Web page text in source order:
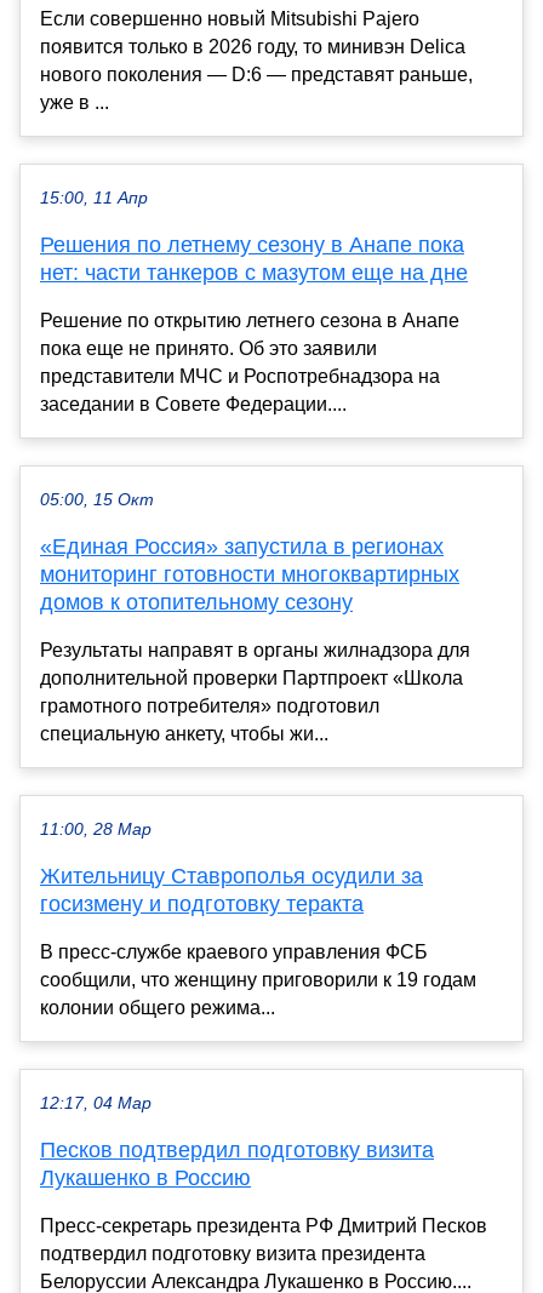
Если совершенно новый Mitsubishi Pajero
появится только в 2026 году, то минивэн Delica
нового поколения — D:6 — представят раньше,
уже в ...
15:00, 11 Апр
Решения по летнему сезону в Анапе пока
нет: части танкеров с мазутом еще на дне
Решение по открытию летнего сезона в Анапе
пока еще не принято. Об это заявили
представители МЧС и Роспотребнадзора на
заседании в Совете Федерации....
05:00, 15 Окт
«Единая Россия» запустила в регионах
мониторинг готовности многоквартирных
домов к отопительному сезону
Результаты направят в органы жилнадзора для
дополнительной проверки Партпроект «Школа
грамотного потребителя» подготовил
специальную анкету, чтобы жи...
11:00, 28 Мар
Жительницу Ставрополья осудили за
госизмену и подготовку теракта
В пресс-службе краевого управления ФСБ
сообщили, что женщину приговорили к 19 годам
колонии общего режима...
12:17, 04 Мар
Песков подтвердил подготовку визита
Лукашенко в Россию
Пресс-секретарь президента РФ Дмитрий Песков
подтвердил подготовку визита президента
Белоруссии Александра Лукашенко в Россию....